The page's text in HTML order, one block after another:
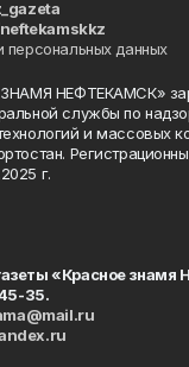
персональных данных
НЕФТЕКАМСК»
службы по
и массовых
г.
«Красное знамя
35.